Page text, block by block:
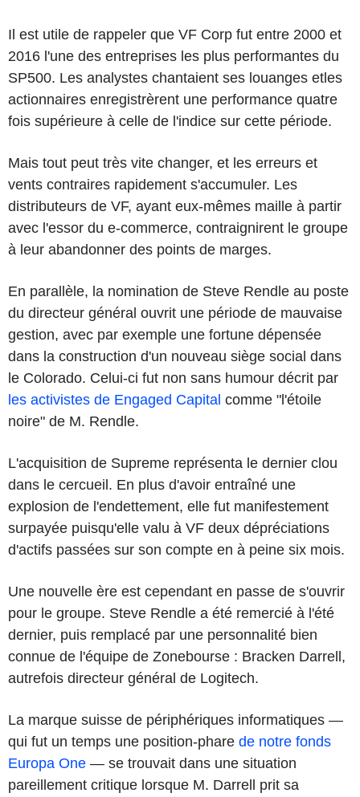
Il est utile de rappeler que VF Corp fut entre 2000 et
2016 l'une des entreprises les plus performantes du
SP500. Les analystes chantaient ses louanges etles
actionnaires enregistrèrent une performance quatre
fois supérieure à celle de l'indice sur cette période.
Mais tout peut très vite changer, et les erreurs et
vents contraires rapidement s'accumuler. Les
distributeurs de VF, ayant eux-mêmes maille à partir
avec l'essor du e-commerce, contraignirent le groupe
à leur abandonner des points de marges.
En parallèle, la nomination de Steve Rendle au poste
du directeur général ouvrit une période de mauvaise
gestion, avec par exemple une fortune dépensée
dans la construction d'un nouveau siège social dans
le Colorado. Celui-ci fut non sans humour décrit par
les activistes de Engaged Capital comme "l'étoile
noire" de M. Rendle.
L'acquisition de Supreme représenta le dernier clou
dans le cercueil. En plus d'avoir entraîné une
explosion de l'endettement, elle fut manifestement
surpayée puisqu'elle valu à VF deux dépréciations
d'actifs passées sur son compte en à peine six mois.
Une nouvelle ère est cependant en passe de s'ouvrir
pour le groupe. Steve Rendle a été remercié à l'été
dernier, puis remplacé par une personnalité bien
connue de l'équipe de Zonebourse : Bracken Darrell,
autrefois directeur général de Logitech.
La marque suisse de périphériques informatiques —
qui fut un temps une position-phare de notre fonds
Europa One — se trouvait dans une situation
pareillement critique lorsque M. Darrell prit sa